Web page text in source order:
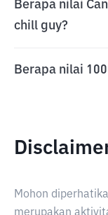
Berapa nilai
chill guy?
Berapa nilai
Mohon